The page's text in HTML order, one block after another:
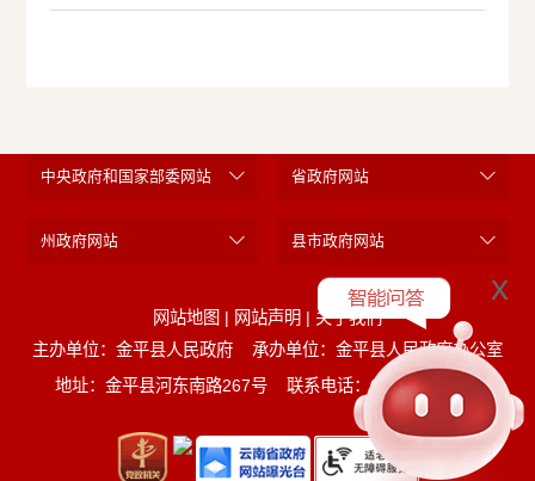
中央政府和国家部委网站 省政府网站
州政府网站 县市政府网站
网站地图 | 网站声明 | 关于我们
主办单位：金平县人民政府
承办单位：金平县人民政府办公室
地址：金平县河东南路267号
联系电话：0873-5221452
x